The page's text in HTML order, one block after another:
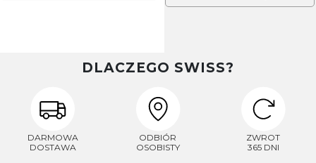
DLACZEGO SWISS?
DARMOWA
DOSTAWA
ODBIÓR
OSOBISTY
ZWROT
365 DNI